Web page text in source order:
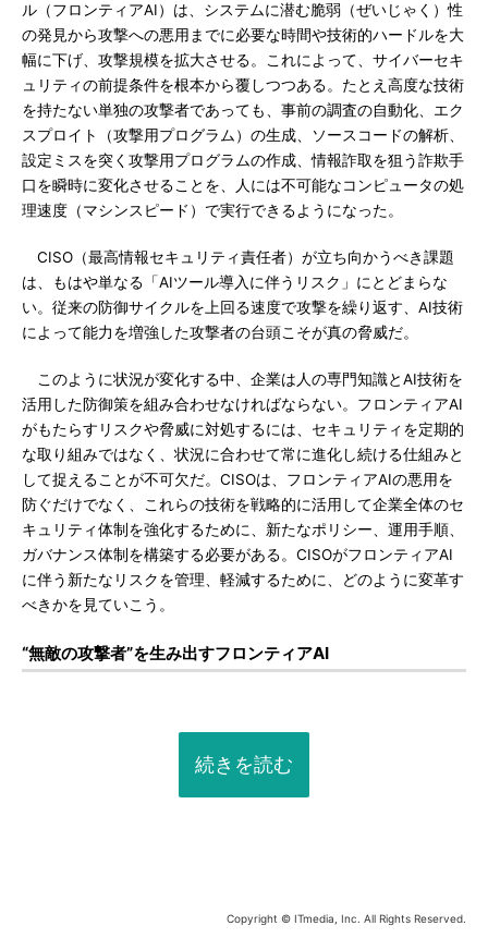
ル（フロンティアAI）は、システムに潜む脆弱（ぜいじゃく）性
の発見から攻撃への悪用までに必要な時間や技術的ハードルを大
幅に下げ、攻撃規模を拡大させる。これによって、サイバーセキ
ュリティの前提条件を根本から覆しつつある。たとえ高度な技術
を持たない単独の攻撃者であっても、事前の調査の自動化、エク
スプロイト（攻撃用プログラム）の生成、ソースコードの解析、
設定ミスを突く攻撃用プログラムの作成、情報詐取を狙う詐欺手
口を瞬時に変化させることを、人には不可能なコンピュータの処
理速度（マシンスピード）で実行できるようになった。
CISO（最高情報セキュリティ責任者）が立ち向かうべき課題
は、もはや単なる「AIツール導入に伴うリスク」にとどまらな
い。従来の防御サイクルを上回る速度で攻撃を繰り返す、AI技術
によって能力を増強した攻撃者の台頭こそが真の脅威だ。
このように状況が変化する中、企業は人の専門知識とAI技術を
活用した防御策を組み合わせなければならない。フロンティアAI
がもたらすリスクや脅威に対処するには、セキュリティを定期的
な取り組みではなく、状況に合わせて常に進化し続ける仕組みと
して捉えることが不可欠だ。CISOは、フロンティアAIの悪用を
防ぐだけでなく、これらの技術を戦略的に活用して企業全体のセ
キュリティ体制を強化するために、新たなポリシー、運用手順、
ガバナンス体制を構築する必要がある。CISOがフロンティアAI
に伴う新たなリスクを管理、軽減するために、どのように変革す
べきかを見ていこう。
“無敵の攻撃者”を生み出すフロンティアAI
続きを読む
Copyright © ITmedia, Inc. All Rights Reserved.